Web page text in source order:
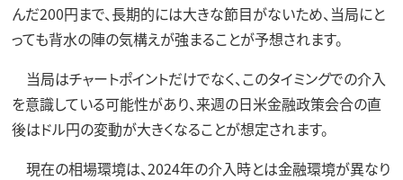
んだ200円まで、長期的には大きな節目がないため、当局にと
っても背水の陣の気構えが強まることが予想されます。
当局はチャートポイントだけでなく、このタイミングでの介入
を意識している可能性があり、来週の日米金融政策会合の直
後はドル円の変動が大きくなることが想定されます。
現在の相場環境は、2024年の介入時とは金融環境が異なり